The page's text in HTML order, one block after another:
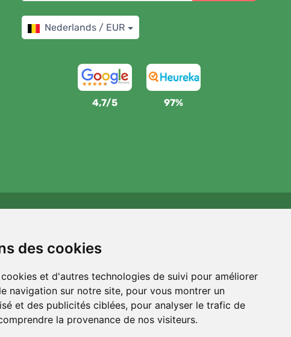
des cookies
et d'autres technologies de suivi pour améliorer
navigation sur notre site, pour vous montrer un
et des publicités ciblées, pour analyser le trafic de
la provenance de nos visiteurs.
Nederlands / EUR
4,7/5 97%
Voor elke bestelling planten we een boom! Lees meer
Over ons.